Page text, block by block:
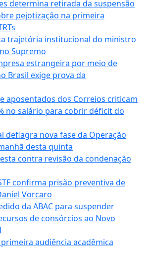
determina retirada da suspensão
pejotização na primeira
trajetória institucional do ministro
Supremo
estrangeira por meio de
Brasil exige prova da
aposentados dos Correios criticam
no salário para cobrir déficit do
deflagra nova fase da Operação
desta quinta
contra revisão da condenação
confirma prisão preventiva de
Vorcaro
da ABAC para suspender
de consórcios ao Novo
primeira audiência acadêmica